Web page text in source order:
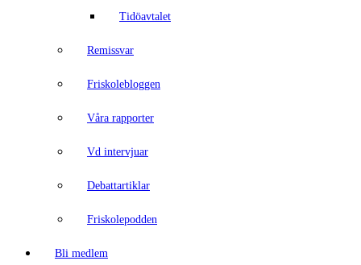
Tidöavtalet
Remissvar
Friskolebloggen
Våra rapporter
Vd intervjuar
Debattartiklar
Friskolepodden
Bli medlem